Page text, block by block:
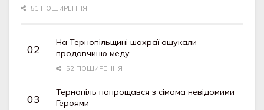
51 ПОШИРЕННЯ
На Тернопільщині шахраї ошукали
продавчиню меду
52 ПОШИРЕННЯ
Тернопіль попрощався з сімома невідомими
Героями